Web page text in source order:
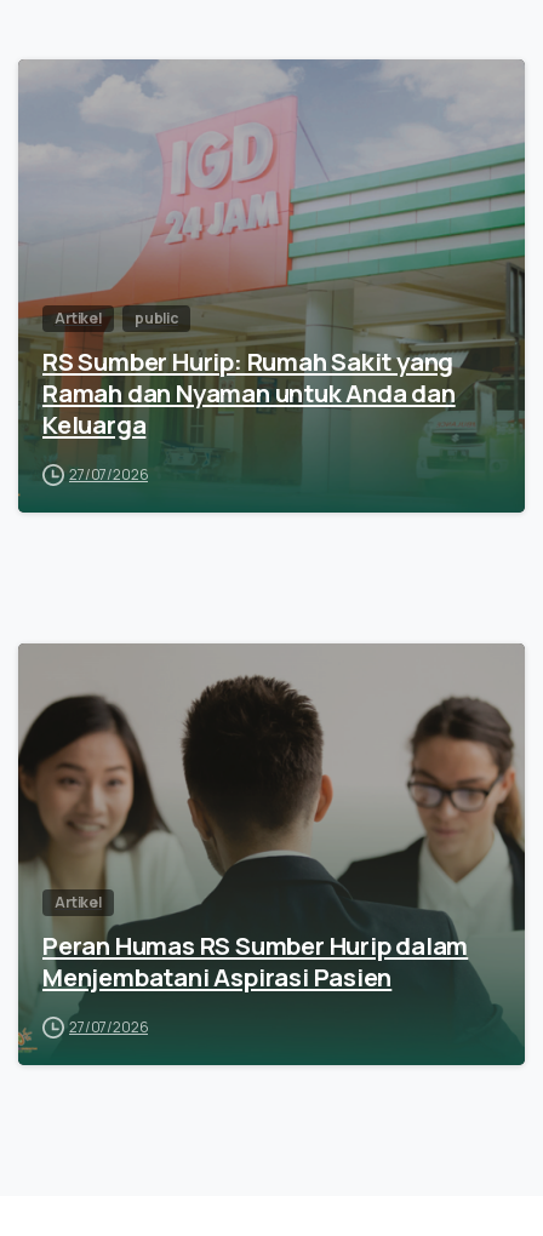
Artikel public
RS Sumber Hurip: Rumah Sakit yang
Ramah dan Nyaman untuk Anda dan
Keluarga
27/07/2026
Artikel
Peran Humas RS Sumber Hurip dalam
Menjembatani Aspirasi Pasien
27/07/2026